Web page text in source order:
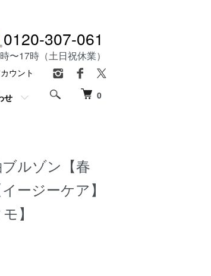
0
せ
0120-307-061
〜17時（土日祝休業）
ウント
ブルゾン【春
ージーケア】
】